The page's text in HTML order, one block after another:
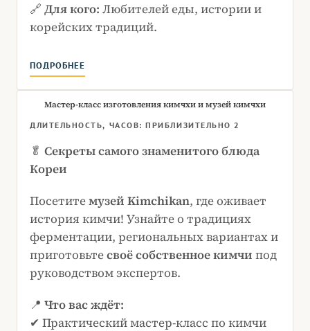
🔗 Для кого: Любителей еды, истории и
корейских традиций.
ПОДРОБНЕЕ
Мастер-класс изготовления кимчхи и музей кимчхи
ДЛИТЕЛЬНОСТЬ, ЧАСОВ: ПРИБЛИЗИТЕЛЬНО 2
🥬 Секреты самого знаменитого блюда
Кореи
Посетитемузей Kimchikan, где оживает
история кимчи! Узнайте о традициях
ферментации, региональных вариантах и
приготовьтесвоё собственное кимчи под
руководством экспертов.
📍 Что вас ждёт:
✔ Практический мастер-класс по кимчи